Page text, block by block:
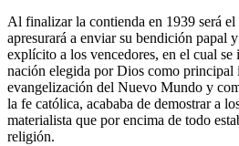
Al finalizar la contienda en 1939 será
apresurará a enviar su bendición papal
explícito a los vencedores, en el cual se
nación elegida por Dios como principal
evangelización del Nuevo Mundo y
la fe católica, acababa de demostrar a
materialista que por encima de todo
religión.